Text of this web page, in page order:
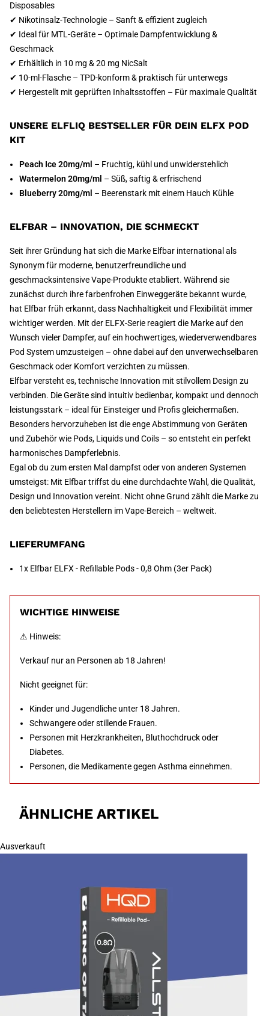
Disposables
✔ Nikotinsalz-Technologie – Sanft & effizient zugleich
✔ Ideal für MTL-Geräte – Optimale Dampfentwicklung &
Geschmack
✔ Erhältlich in 10 mg & 20 mg NicSalt
✔ 10-ml-Flasche – TPD-konform & praktisch für unterwegs
✔ Hergestellt mit geprüften Inhaltsstoffen – Für maximale Qualität
UNSERE ELFLIQ BESTSELLER FÜR DEIN ELFX POD
KIT
Peach Ice 20mg/ml – Fruchtig, kühl und unwiderstehlich
Watermelon 20mg/ml – Süß, saftig & erfrischend
Blueberry 20mg/ml – Beerenstark mit einem Hauch Kühle
ELFBAR – INNOVATION, DIE SCHMECKT
Seit ihrer Gründung hat sich die Marke Elfbar international als
Synonym für moderne, benutzerfreundliche und
geschmacksintensive Vape-Produkte etabliert. Während sie
zunächst durch ihre farbenfrohen Einweggeräte bekannt wurde,
hat Elfbar früh erkannt, dass Nachhaltigkeit und Flexibilität immer
wichtiger werden. Mit der ELFX-Serie reagiert die Marke auf den
Wunsch vieler Dampfer, auf ein hochwertiges, wiederverwendbares
Pod System umzusteigen – ohne dabei auf den unverwechselbaren
Geschmack oder Komfort verzichten zu müssen.
Elfbar versteht es, technische Innovation mit stilvollem Design zu
verbinden. Die Geräte sind intuitiv bedienbar, kompakt und dennoch
leistungsstark – ideal für Einsteiger und Profis gleichermaßen.
Besonders hervorzuheben ist die enge Abstimmung von Geräten
und Zubehör wie Pods, Liquids und Coils – so entsteht ein perfekt
harmonisches Dampferlebnis.
Egal ob du zum ersten Mal dampfst oder von anderen Systemen
umsteigst: Mit Elfbar triffst du eine durchdachte Wahl, die Qualität,
Design und Innovation vereint. Nicht ohne Grund zählt die Marke zu
den beliebtesten Herstellern im Vape-Bereich – weltweit.
LIEFERUMFANG
1x Elfbar ELFX - Refillable Pods - 0,8 Ohm (3er Pack)
WICHTIGE HINWEISE
⚠ Hinweis:
Verkauf nur an Personen ab 18 Jahren!
Nicht geeignet für:
Kinder und Jugendliche unter 18 Jahren.
Schwangere oder stillende Frauen.
Personen mit Herzkrankheiten, Bluthochdruck oder
Diabetes.
Personen, die Medikamente gegen Asthma einnehmen.
ÄHNLICHE ARTIKEL
Ausverkauft